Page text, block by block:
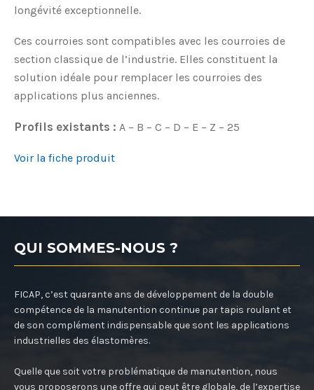
longévité exceptionnelle.
Ces courroies sont compatibles avec les courroies de
section classique de l’industrie. Elles constituent la
solution idéale pour remplacer les courroies des
applications plus anciennes.
Profils existants : A – B – C – D – E – Z – 25
Voir la fiche produit
QUI SOMMES-NOUS ?
FICAP, c’est quarante ans de développement de la double
compétence de la manutention continue par tapis roulant et
de son complément indispensable que sont les applications
industrielles des élastomères.
Quelle que soit votre problématique de manutention, nous
vous proposerons une offre qui peut être globale, de l’expertise